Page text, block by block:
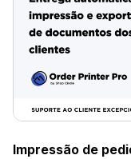
Impressão de